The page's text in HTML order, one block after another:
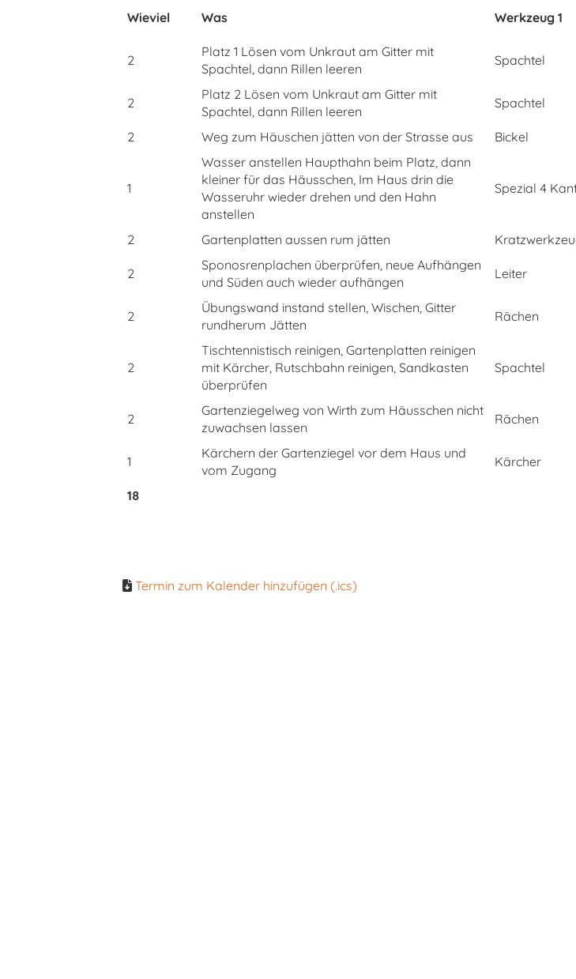
Wieviel Was Werkzeug 1
2
Platz 1 Lösen vom Unkraut am Gitter mit
Spachtel, dann Rillen leeren
Spachtel
2
Platz 2 Lösen vom Unkraut am Gitter mit
Spachtel, dann Rillen leeren
Spachtel
2
Weg zum Häuschen jätten von der Strasse aus Bickel
1
Wasser anstellen Haupthahn beim Platz, dann
kleiner für das Häusschen, Im Haus drin die
Wasseruhr wieder drehen und den Hahn
anstellen
Spezial 4
2 Gartenplatten aussen rum jätten
2
Sponosrenplachen überprüfen, neue Aufhängen
und Süden auch wieder aufhängen
Leiter
2
Übungswand instand stellen, Wischen, Gitter
rundherum Jätten
Rächen
2
Tischtennistisch reinigen, Gartenplatten reinigen
mit Kärcher, Rutschbahn reinigen, Sandkasten
überprüfen
Spachtel
2
Gartenziegelweg von Wirth zum Häusschen nicht
zuwachsen lassen
Rächen
1
Kärchern der Gartenziegel vor dem Haus und
vom Zugang
Kärcher
18
Termin zum Kalender hinzufügen (.ics)